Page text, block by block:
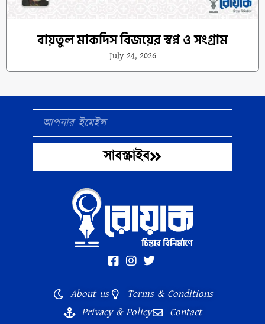
বায়তুল মাকদিস বিজয়ের স্বপ্ন ও সংগ্রাম
July 24, 2026
Email
সাবস্ক্রাইব
About us
Terms & Conditions
Privacy & Policy
Contact